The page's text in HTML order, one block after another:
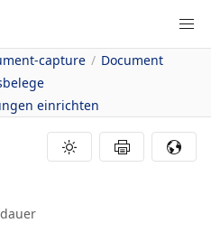
capture
Document
einrichten